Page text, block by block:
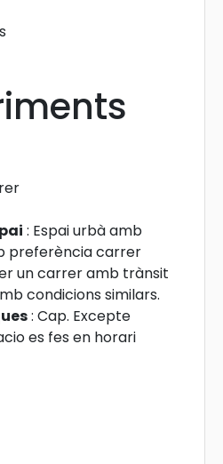
: Espai urbà amb
preferència carrer
un carrer amb trànsit
condicions similars.
: Cap. Excepte
es fes en horari